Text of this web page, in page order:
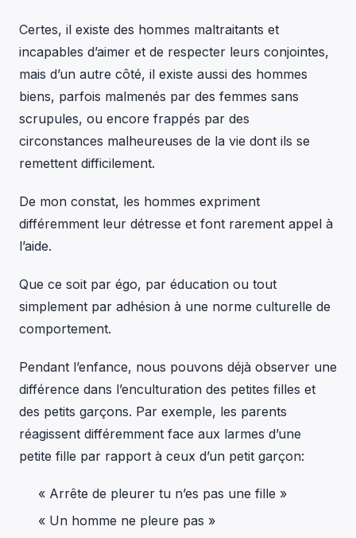
Certes, il existe des hommes maltraitants et
incapables d’aimer et de respecter leurs conjointes,
mais d’un autre côté, il existe aussi des hommes
biens, parfois malmenés par des femmes sans
scrupules, ou encore frappés par des
circonstances malheureuses de la vie dont ils se
remettent difficilement.
De mon constat, les hommes expriment
différemment leur détresse et font rarement appel à
l’aide.
Que ce soit par égo, par éducation ou tout
simplement par adhésion à une norme culturelle de
comportement.
Pendant l’enfance, nous pouvons déjà observer une
différence dans l’enculturation des petites filles et
des petits garçons. Par exemple, les parents
réagissent différemment face aux larmes d’une
petite fille par rapport à ceux d’un petit garçon:
« Arrête de pleurer tu n’es pas une fille »
« Un homme ne pleure pas »